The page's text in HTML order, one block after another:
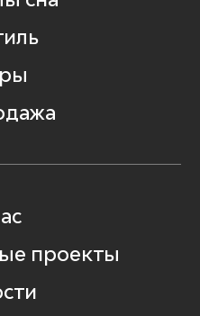
проекты